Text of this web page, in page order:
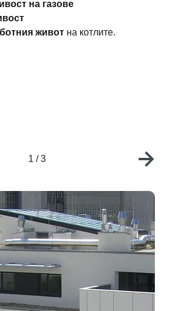
на газове
живот на котлите.
1 / 3